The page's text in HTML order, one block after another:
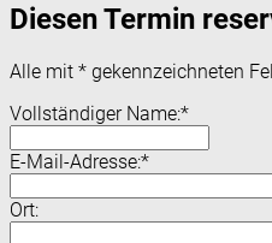
Diesen Termin
Alle mit * gekennzeichneten
Vollständiger Name:*
E-Mail-Adresse:*
Ort: